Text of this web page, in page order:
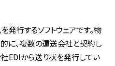
発行するソフトウェアです。物
に、複数の運送会社と契約し
EDIから送り状を発行してい